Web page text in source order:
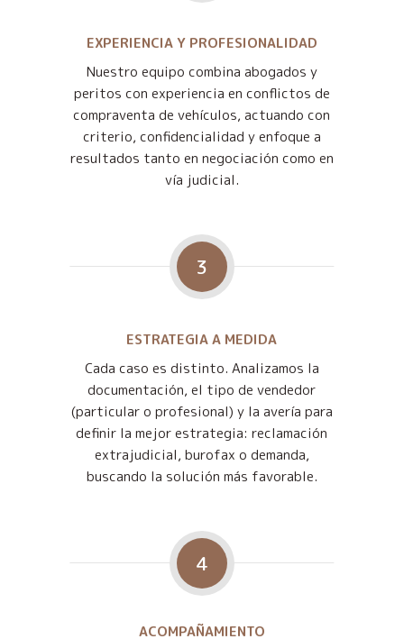
EXPERIENCIA Y PROFESIONALIDAD
Nuestro equipo combina abogados y
peritos con experiencia en conflictos de
compraventa de vehículos, actuando con
criterio, confidencialidad y enfoque a
resultados tanto en negociación como en
vía judicial.
3
ESTRATEGIA A MEDIDA
Cada caso es distinto. Analizamos la
documentación, el tipo de vendedor
(particular o profesional) y la avería para
definir la mejor estrategia: reclamación
extrajudicial, burofax o demanda,
buscando la solución más favorable.
4
ACOMPAÑAMIENTO